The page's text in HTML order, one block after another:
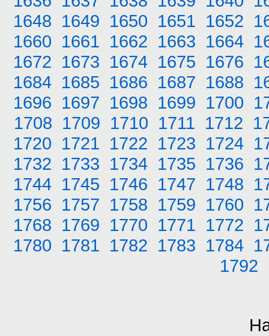
1648 1649 1650 1651 1652
1660 1661 1662 1663 1664
1672 1673 1674 1675 1676
1684 1685 1686 1687 1688
1696 1697 1698 1699 1700
1708 1709 1710 1711 1712
1720 1721 1722 1723 1724
1732 1733 1734 1735 1736
1744 1745 1746 1747 1748
1756 1757 1758 1759 1760
1768 1769 1770 1771 1772
1780 1781 1782 1783 1784
1792